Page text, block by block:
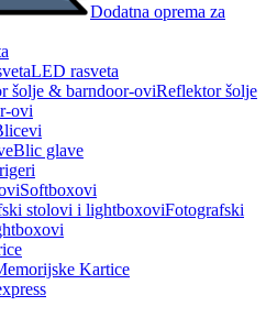
Dodatna oprema za
LED rasveta
Reflektor šolje
ovi
Blic glave
Softboxovi
Fotografski
Kartice